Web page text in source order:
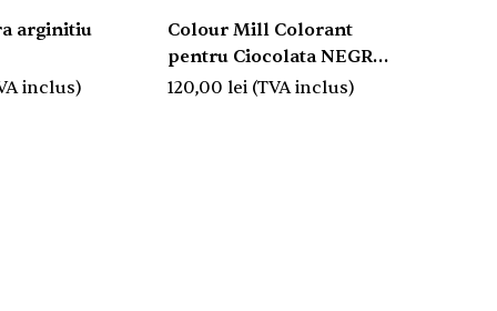
arginitiu
inclus)
Colour Mill Colorant
pentru Ciocolata NEGRU
100ml
120,00 lei (TVA inclus)